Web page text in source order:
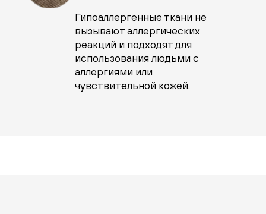
Гипоаллергенные ткани не
вызывают аллергических
реакций и подходят для
использования людьми с
аллергиями или
чувствительной кожей.